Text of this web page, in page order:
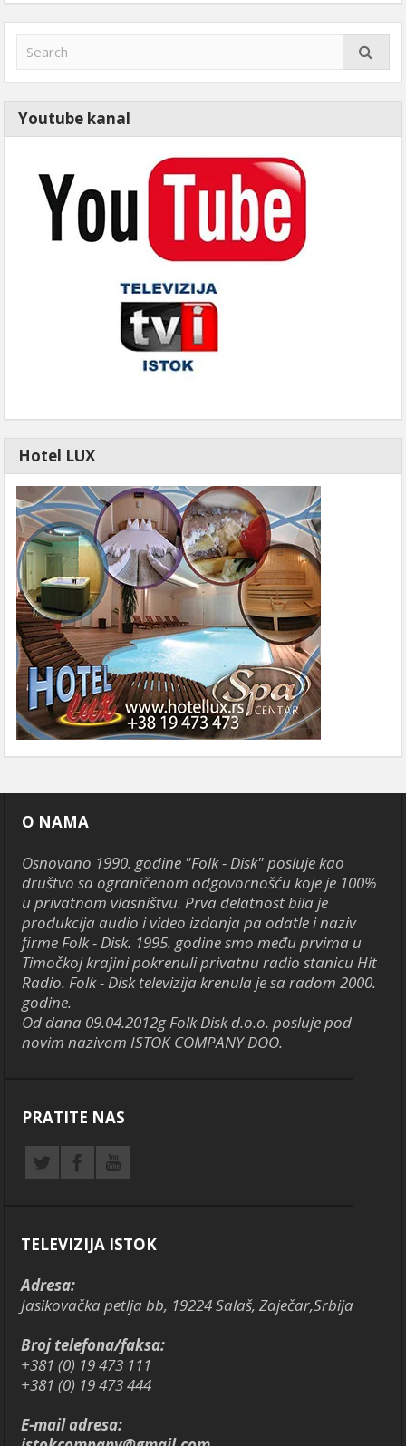
Youtube kanal
Hotel LUX
O NAMA
Osnovano 1990. godine "Folk - Disk" posluje kao
društvo sa ograničenom odgovornošću koje je 100%
u privatnom vlasništvu. Prva delatnost bila je
produkcija audio i video izdanja pa odatle i naziv
firme Folk - Disk. 1995. godine smo među prvima u
Timočkoj krajini pokrenuli privatnu radio stanicu Hit
Radio. Folk - Disk televizija krenula je sa radom 2000.
godine.
Od dana 09.04.2012g Folk Disk d.o.o. posluje pod
novim nazivom ISTOK COMPANY DOO.
PRATITE NAS
TELEVIZIJA ISTOK
Adresa:
Jasikovačka petlja bb, 19224 Salaš, Zaječar,Srbija
Broj telefona/faksa:
+381 (0) 19 473 111
+381 (0) 19 473 444
E-mail adresa: